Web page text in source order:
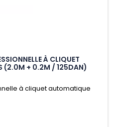
À CLIQUET
(2.0M + 0.2M / 125DAN)
à cliquet automatique
+ 0.2M / 125daN), simple et
et de sécuriser